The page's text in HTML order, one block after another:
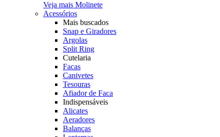
Veja mais Molinete
Acessórios
Mais buscados
Snap e Giradores
Argolas
Split Ring
Cutelaria
Facas
Canivetes
Tesouras
Afiador de Faca
Indispensáveis
Alicates
Aeradores
Balanças